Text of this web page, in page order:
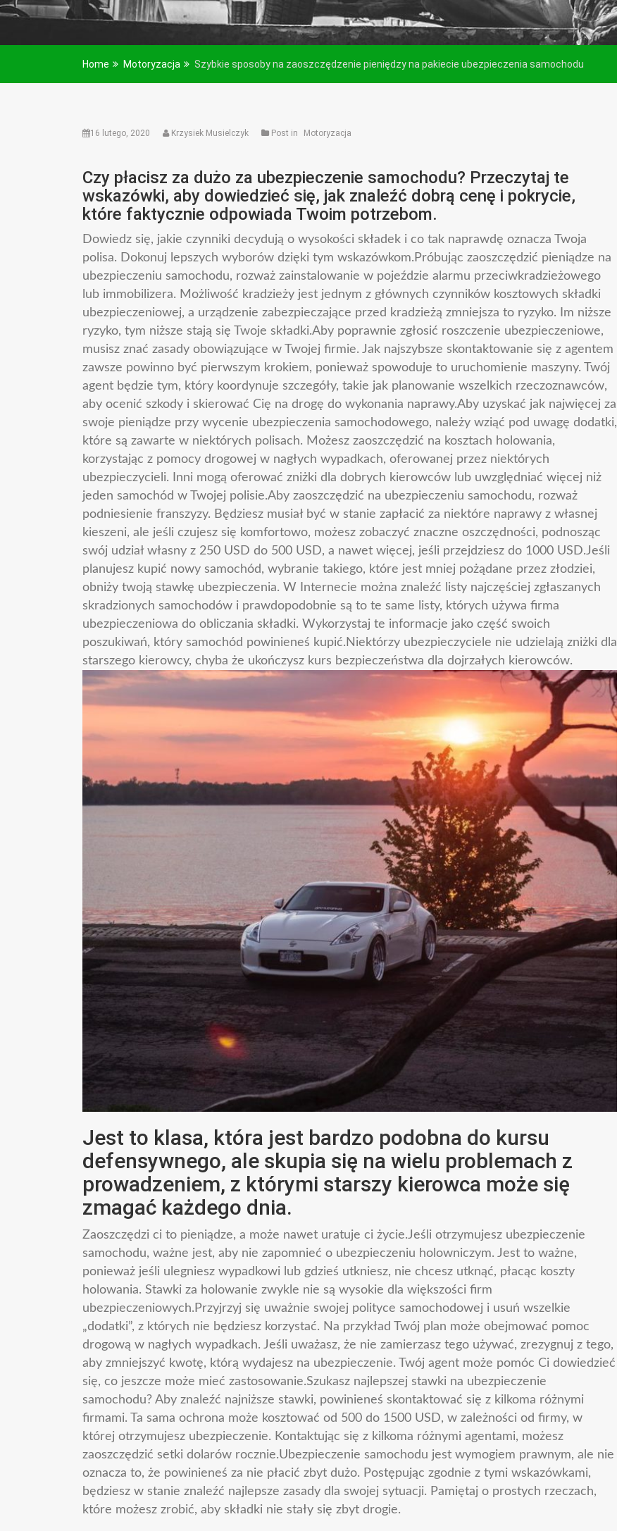
Home Motoryzacja Szybkie sposoby na zaoszczędzenie pieniędzy na pakiecie ubezpieczenia samochodu
16 lutego, 2020 Krzysiek Musielczyk Post in Motoryzacja
Czy płacisz za dużo za ubezpieczenie samochodu? Przeczytaj te
wskazówki, aby dowiedzieć się, jak znaleźć dobrą cenę i pokrycie,
które faktycznie odpowiada Twoim potrzebom.
Dowiedz się, jakie czynniki decydują o wysokości składek i co tak naprawdę oznacza Twoja
polisa. Dokonuj lepszych wyborów dzięki tym wskazówkom.Próbując zaoszczędzić pieniądze na
ubezpieczeniu samochodu, rozważ zainstalowanie w pojeździe alarmu przeciwkradzieżowego
lub immobilizera. Możliwość kradzieży jest jednym z głównych czynników kosztowych składki
ubezpieczeniowej, a urządzenie zabezpieczające przed kradzieżą zmniejsza to ryzyko. Im niższe
ryzyko, tym niższe stają się Twoje składki.Aby poprawnie zgłosić roszczenie ubezpieczeniowe,
musisz znać zasady obowiązujące w Twojej firmie. Jak najszybsze skontaktowanie się z agentem
zawsze powinno być pierwszym krokiem, ponieważ spowoduje to uruchomienie maszyny. Twój
agent będzie tym, który koordynuje szczegóły, takie jak planowanie wszelkich rzeczoznawców,
aby ocenić szkody i skierować Cię na drogę do wykonania naprawy.Aby uzyskać jak najwięcej za
swoje pieniądze przy wycenie ubezpieczenia samochodowego, należy wziąć pod uwagę dodatki,
które są zawarte w niektórych polisach. Możesz zaoszczędzić na kosztach holowania,
korzystając z pomocy drogowej w nagłych wypadkach, oferowanej przez niektórych
ubezpieczycieli. Inni mogą oferować zniżki dla dobrych kierowców lub uwzględniać więcej niż
jeden samochód w Twojej polisie.Aby zaoszczędzić na ubezpieczeniu samochodu, rozważ
podniesienie franszyzy. Będziesz musiał być w stanie zapłacić za niektóre naprawy z własnej
kieszeni, ale jeśli czujesz się komfortowo, możesz zobaczyć znaczne oszczędności, podnosząc
swój udział własny z 250 USD do 500 USD, a nawet więcej, jeśli przejdziesz do 1000 USD.Jeśli
planujesz kupić nowy samochód, wybranie takiego, które jest mniej pożądane przez złodziei,
obniży twoją stawkę ubezpieczenia. W Internecie można znaleźć listy najczęściej zgłaszanych
skradzionych samochodów i prawdopodobnie są to te same listy, których używa firma
ubezpieczeniowa do obliczania składki. Wykorzystaj te informacje jako część swoich
poszukiwań, który samochód powinieneś kupić.Niektórzy ubezpieczyciele nie udzielają zniżki dla
starszego kierowcy, chyba że ukończysz kurs bezpieczeństwa dla dojrzałych kierowców.
Jest to klasa, która jest bardzo podobna do kursu
defensywnego, ale skupia się na wielu problemach z
prowadzeniem, z którymi starszy kierowca może się
zmagać każdego dnia.
Zaoszczędzi ci to pieniądze, a może nawet uratuje ci życie.Jeśli otrzymujesz ubezpieczenie
samochodu, ważne jest, aby nie zapomnieć o ubezpieczeniu holowniczym. Jest to ważne,
ponieważ jeśli ulegniesz wypadkowi lub gdzieś utkniesz, nie chcesz utknąć, płacąc koszty
holowania. Stawki za holowanie zwykle nie są wysokie dla większości firm
ubezpieczeniowych.Przyjrzyj się uważnie swojej polityce samochodowej i usuń wszelkie
„dodatki”, z których nie będziesz korzystać. Na przykład Twój plan może obejmować pomoc
drogową w nagłych wypadkach. Jeśli uważasz, że nie zamierzasz tego używać, zrezygnuj z tego,
aby zmniejszyć kwotę, którą wydajesz na ubezpieczenie. Twój agent może pomóc Ci dowiedzieć
się, co jeszcze może mieć zastosowanie.Szukasz najlepszej stawki na ubezpieczenie
samochodu? Aby znaleźć najniższe stawki, powinieneś skontaktować się z kilkoma różnymi
firmami. Ta sama ochrona może kosztować od 500 do 1500 USD, w zależności od firmy, w
której otrzymujesz ubezpieczenie. Kontaktując się z kilkoma różnymi agentami, możesz
zaoszczędzić setki dolarów rocznie.Ubezpieczenie samochodu jest wymogiem prawnym, ale nie
oznacza to, że powinieneś za nie płacić zbyt dużo. Postępując zgodnie z tymi wskazówkami,
będziesz w stanie znaleźć najlepsze zasady dla swojej sytuacji. Pamiętaj o prostych rzeczach,
które możesz zrobić, aby składki nie stały się zbyt drogie.